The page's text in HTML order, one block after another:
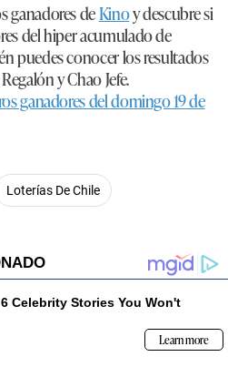
ganadores deKinoy descubre si
del hiper acumulado de
puedes conocer los resultados
y Chao Jefe.
ganadores del domingo 19 de
Loterías De Chile